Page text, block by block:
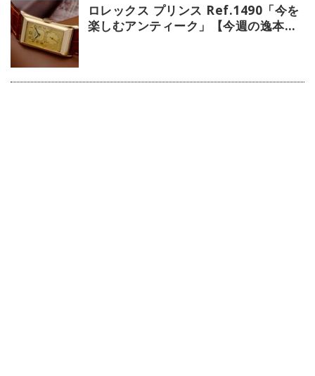
ロレックス プリンス Ref.1490「今を
楽しむアンティーク」【今週の逸本